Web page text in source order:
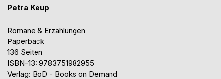
Petra Keup
Romane & Erzählungen
Paperback
136 Seiten
ISBN-13: 9783751982955
Verlag: BoD - Books on Demand